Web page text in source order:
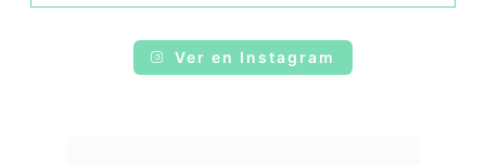
Ver en Instagram